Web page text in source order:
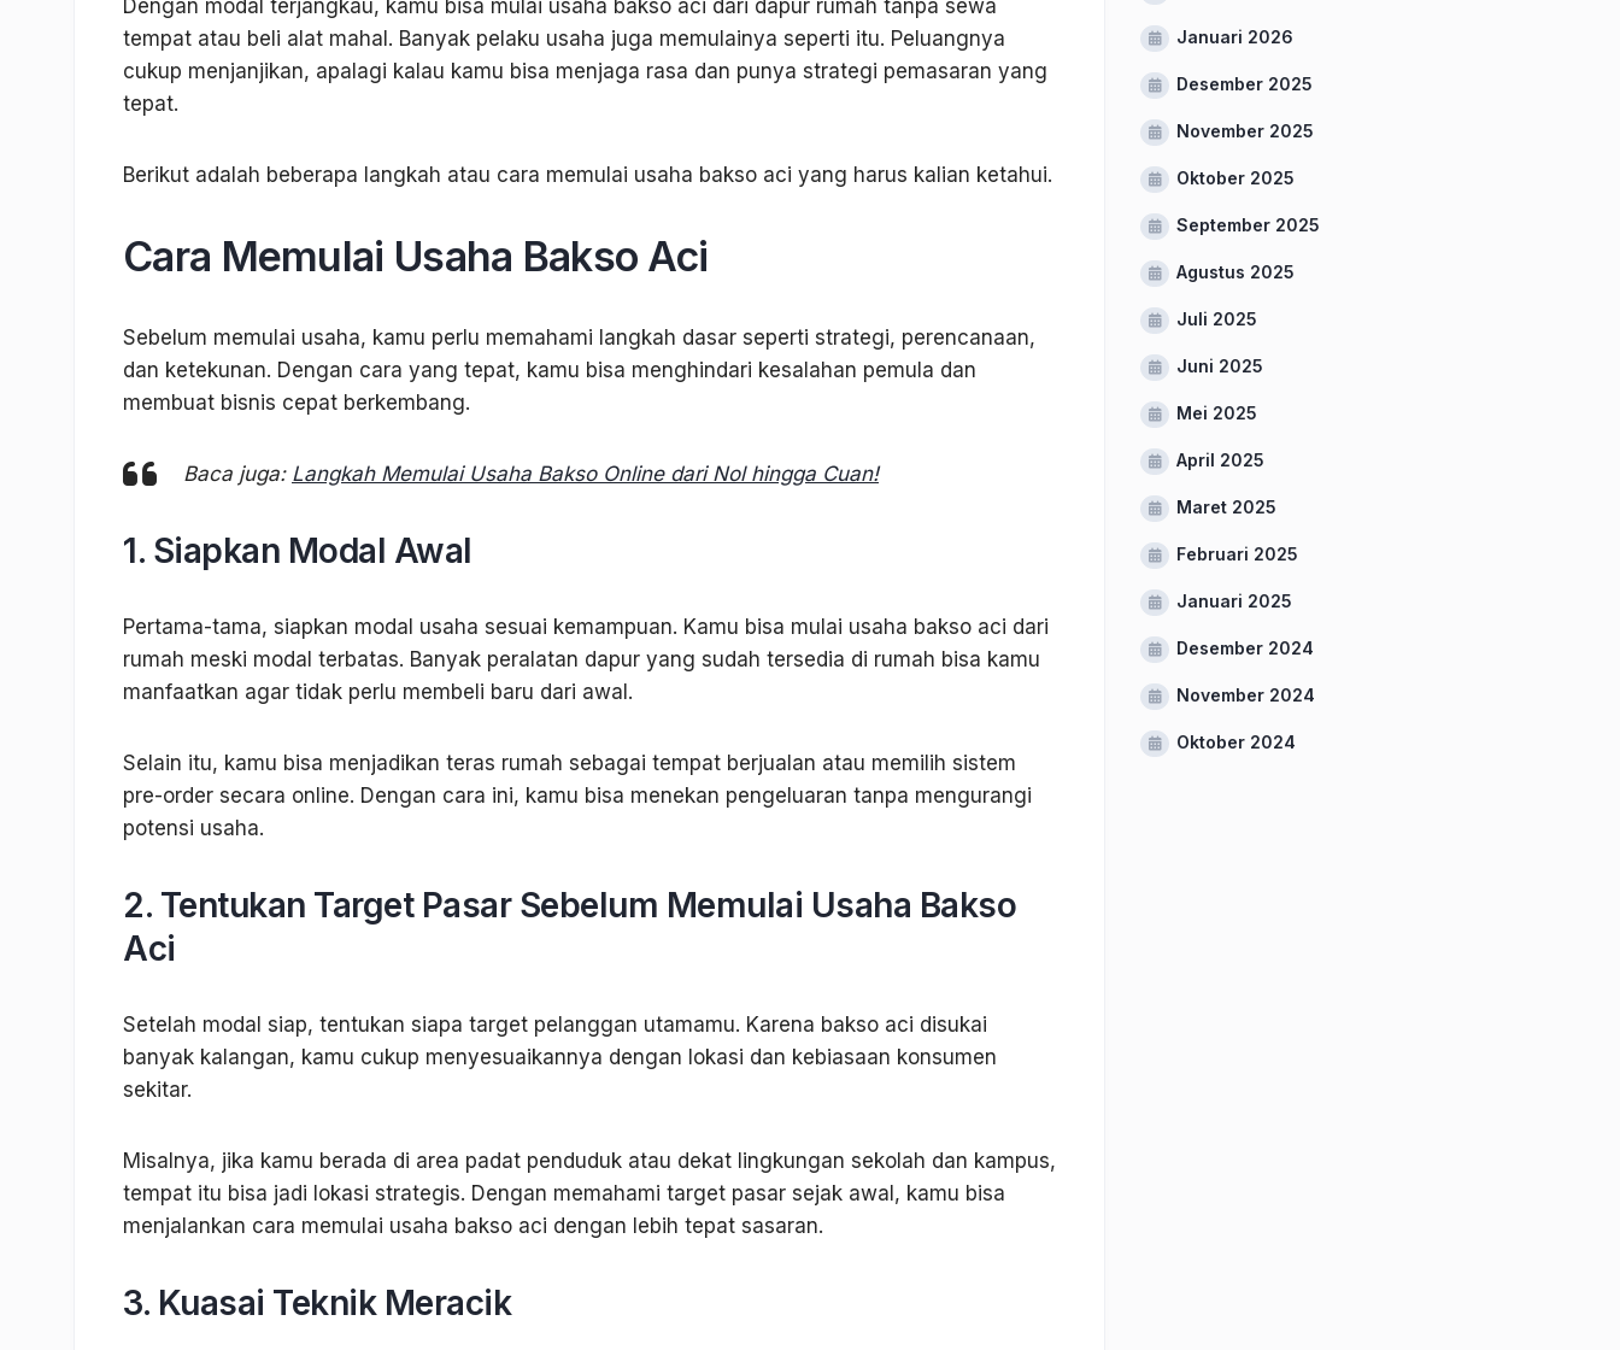
Dengan modal terjangkau, kamu bisa mulai usaha bakso aci dari dapur rumah tanpa sewa
tempat atau beli alat mahal. Banyak pelaku usaha juga memulainya seperti itu. Peluangnya
cukup menjanjikan, apalagi kalau kamu bisa menjaga rasa dan punya strategi pemasaran yang
tepat.
Berikut adalah beberapa langkah atau cara memulai usaha bakso aci yang harus kalian ketahui.
Cara Memulai Usaha Bakso Aci
Sebelum memulai usaha, kamu perlu memahami langkah dasar seperti strategi, perencanaan,
dan ketekunan. Dengan cara yang tepat, kamu bisa menghindari kesalahan pemula dan
membuat bisnis cepat berkembang.
Baca juga: Langkah Memulai Usaha Bakso Online dari Nol hingga Cuan!
1. Siapkan Modal Awal
Pertama-tama, siapkan modal usaha sesuai kemampuan. Kamu bisa mulai usaha bakso aci dari
rumah meski modal terbatas. Banyak peralatan dapur yang sudah tersedia di rumah bisa kamu
manfaatkan agar tidak perlu membeli baru dari awal.
Selain itu, kamu bisa menjadikan teras rumah sebagai tempat berjualan atau memilih sistem
pre-order secara online. Dengan cara ini, kamu bisa menekan pengeluaran tanpa mengurangi
potensi usaha.
2. Tentukan Target Pasar Sebelum Memulai Usaha Bakso
Aci
Setelah modal siap, tentukan siapa target pelanggan utamamu. Karena bakso aci disukai
banyak kalangan, kamu cukup menyesuaikannya dengan lokasi dan kebiasaan konsumen
sekitar.
Misalnya, jika kamu berada di area padat penduduk atau dekat lingkungan sekolah dan kampus,
tempat itu bisa jadi lokasi strategis. Dengan memahami target pasar sejak awal, kamu bisa
menjalankan cara memulai usaha bakso aci dengan lebih tepat sasaran.
3. Kuasai Teknik Meracik
Januari 2026
Desember 2025
November 2025
Oktober 2025
September 2025
Agustus 2025
Juli 2025
Juni 2025
Mei 2025
April 2025
Maret 2025
Februari 2025
Januari 2025
Desember 2024
November 2024
Oktober 2024